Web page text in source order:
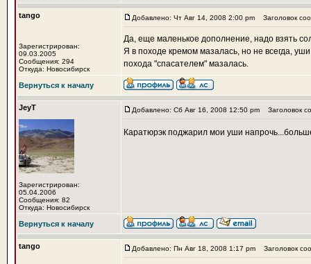
tango
Зарегистрирован:
09.03.2005
Сообщения: 294
Откуда: Новосибирск
Добавлено: Чт Авг 14, 2008 2:00 pm Заголовок
Да, еще маленькое дополнение, надо взять
Я в походе кремом мазалась, но не всегда,
похода "спасателем" мазалась.
Вернуться к началу
JeyT
Зарегистрирован:
05.04.2006
Сообщения: 82
Откуда: Новосибирск
Добавлено: Сб Авг 16, 2008 12:50 pm Заголовок
Каратюрэк поджарил мои уши
Вернуться к началу
tango Добавлено: Пн Авг 18, 2008 1:17 pm Заголовок